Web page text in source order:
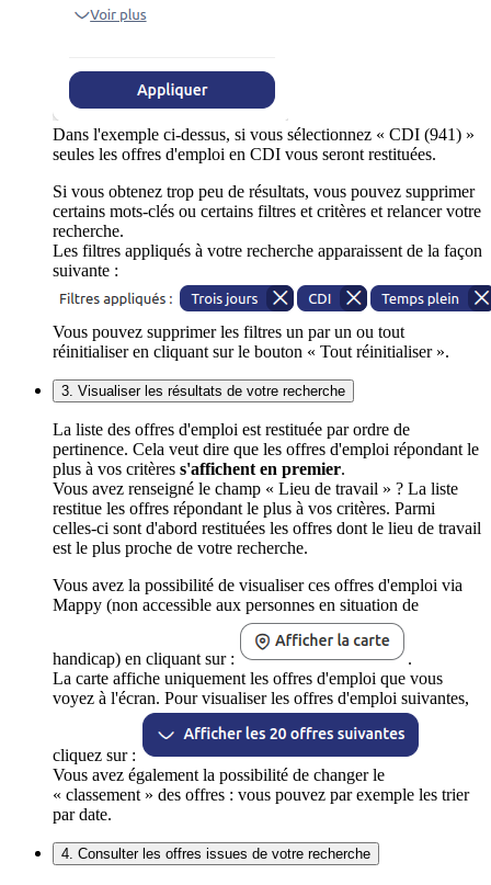
Dans l'exemple ci-dessus, si vous sélectionnez « CDI (941) »
seules les offres d'emploi en CDI vous seront restituées.
Si vous obtenez trop peu de résultats, vous pouvez supprimer
certains mots-clés ou certains filtres et critères et relancer votre
recherche.
Les filtres appliqués à votre recherche apparaissent de la façon
suivante :
Vous pouvez supprimer les filtres un par un ou tout
réinitialiser en cliquant sur le bouton « Tout réinitialiser ».
3. Visualiser les résultats de votre recherche
La liste des offres d'emploi est restituée par ordre de
pertinence. Cela veut dire que les offres d'emploi répondant le
plus à vos critères s'affichent en premier.
Vous avez renseigné le champ « Lieu de travail » ? La liste
restitue les offres répondant le plus à vos critères. Parmi
celles-ci sont d'abord restituées les offres dont le lieu de travail
est le plus proche de votre recherche.
Vous avez la possibilité de visualiser ces offres d'emploi via
Mappy (non accessible aux personnes en situation de
handicap) en cliquant sur :
.
La carte affiche uniquement les offres d'emploi que vous
voyez à l'écran. Pour visualiser les offres d'emploi suivantes,
cliquez sur :
Vous avez également la possibilité de changer le
« classement » des offres : vous pouvez par exemple les trier
par date.
4. Consulter les offres issues de votre recherche